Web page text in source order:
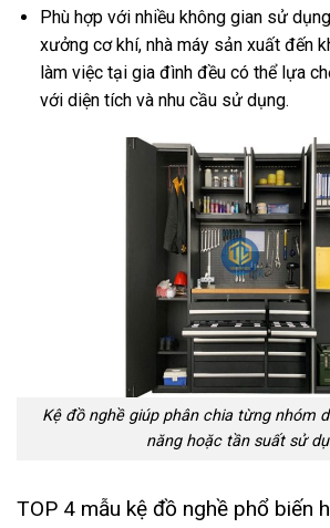
Phù hợp với nhiều không gian sử
xưởng cơ khí, nhà máy sản xuất đến
làm việc tại gia đình đều có thể lựa
với diện tích và nhu cầu sử dụng.
Kệ đồ nghề giúp phân chia từng nhóm
năng hoặc tần suất sử
TOP 4 mẫu kệ đồ nghề phổ biến